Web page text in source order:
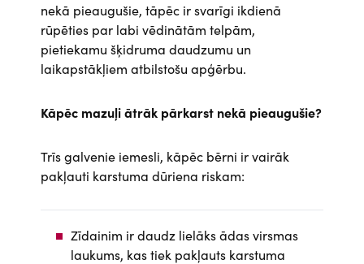
nekā pieaugušie, tāpēc ir svarīgi ikdienā
rūpēties par labi vēdinātām telpām,
pietiekamu šķidruma daudzumu un
laikapstākļiem atbilstošu apģērbu.
Kāpēc mazuļi ātrāk pārkarst nekā pieaugušie?
Trīs galvenie iemesli, kāpēc bērni ir vairāk
pakļauti karstuma dūriena riskam:
Zīdainim ir daudz lielāks ādas virsmas
laukums, kas tiek pakļauts karstuma